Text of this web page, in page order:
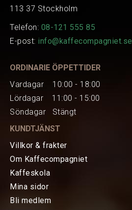
HEM
KAFFE
113 37 Stockholm
Telefon: 08-121 555 85
E-post: info@kaffecompagniet.se
ORDINARIE ÖPPETTIDER
Vardagar 10:00 - 18:00
Lördagar 11:00 - 15:00
Söndagar Stängt
KUNDTJÄNST
Villkor & frakter
Om Kaffecompagniet
Kaffeskola
Mina sidor
Bli medlem